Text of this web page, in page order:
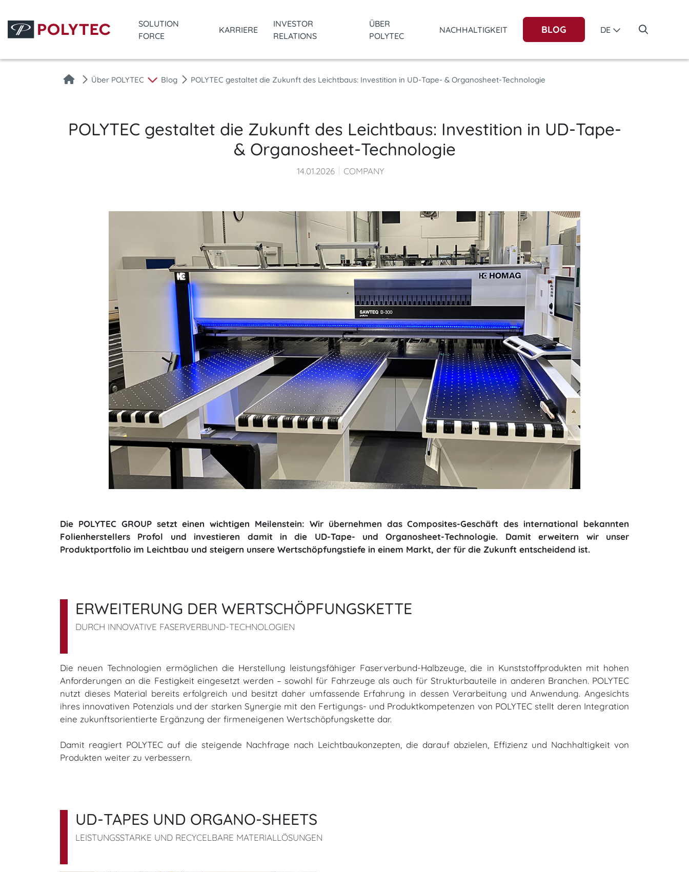
SOLUTION
FORCE
KARRIERE
INVESTOR
RELATIONS
ÜBER
POLYTEC
NACHHALTIGKEIT BLOG DE
Über POLYTEC Blog POLYTEC gestaltet die Zukunft des Leichtbaus: Investition in UD-Tape- & Organosheet-Technologie
POLYTEC gestaltet die Zukunft des Leichtbaus: Investition in UD-Tape-
& Organosheet-Technologie
14.01.2026 COMPANY
Die POLYTEC GROUP setzt einen wichtigen Meilenstein: Wir übernehmen das Composites-Geschäft des international bekannten
Folienherstellers Profol und investieren damit in die UD-Tape- und Organosheet-Technologie. Damit erweitern wir unser
Produktportfolio im Leichtbau und steigern unsere Wertschöpfungstiefe in einem Markt, der für die Zukunft entscheidend ist.
ERWEITERUNG DER WERTSCHÖPFUNGSKETTE
DURCH INNOVATIVE FASERVERBUND-TECHNOLOGIEN
Die neuen Technologien ermöglichen die Herstellung leistungsfähiger Faserverbund-Halbzeuge, die in Kunststoffprodukten mit hohen
Anforderungen an die Festigkeit eingesetzt werden – sowohl für Fahrzeuge als auch für Strukturbauteile in anderen Branchen. POLYTEC
nutzt dieses Material bereits erfolgreich und besitzt daher umfassende Erfahrung in dessen Verarbeitung und Anwendung. Angesichts
ihres innovativen Potenzials und der starken Synergie mit den Fertigungs- und Produktkompetenzen von POLYTEC stellt deren Integration
eine zukunftsorientierte Ergänzung der firmeneigenen Wertschöpfungskette dar.
Damit reagiert POLYTEC auf die steigende Nachfrage nach Leichtbaukonzepten, die darauf abzielen, Effizienz und Nachhaltigkeit von
Produkten weiter zu verbessern.
UD-TAPES UND ORGANO-SHEETS
LEISTUNGSSTARKE UND RECYCELBARE MATERIALLÖSUNGEN